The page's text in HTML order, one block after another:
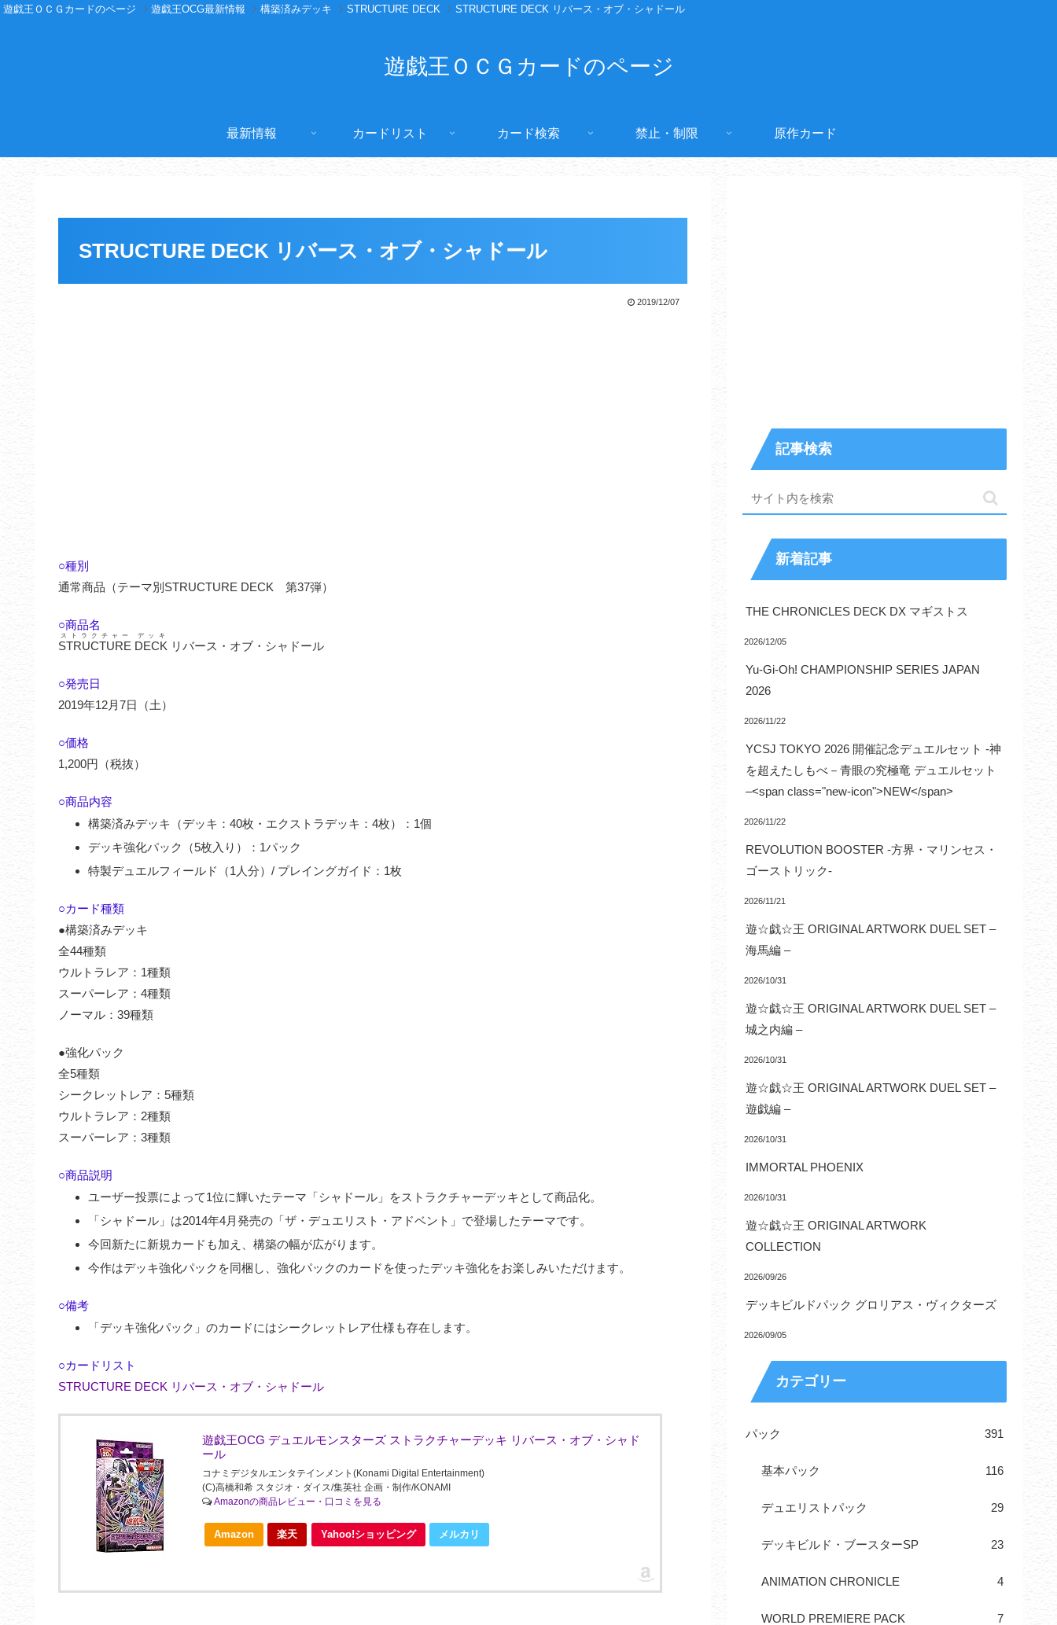
遊戯王ＯＣＧカードのページ 遊戯王OCG最新情報 構築済みデッキ STRUCTURE DECK STRUCTURE DECK リバース・オブ・シャドール
遊戯王ＯＣＧカードのページ
最新情報 カードリスト カード検索 禁止・制限 原作カード
STRUCTURE DECK リバース・オブ・シャドール
2019/12/07
○種別
通常商品（テーマ別STRUCTURE DECK 第37弾）
○商品名
STRUCTURE DECK
ストラクチャー デッキ
リバース・オブ・シャドール
○発売日
2019年12月7日（土）
○価格
1,200円（税抜）
○商品内容
構築済みデッキ（デッキ：40枚・エクストラデッキ：4枚）：1個
デッキ強化パック（5枚入り）：1パック
特製デュエルフィールド（1人分）/ プレイングガイド：1枚
○カード種類
●構築済みデッキ
全44種類
ウルトラレア：1種類
スーパーレア：4種類
ノーマル：39種類
●強化パック
全5種類
シークレットレア：5種類
ウルトラレア：2種類
スーパーレア：3種類
○商品説明
ユーザー投票によって1位に輝いたテーマ「シャドール」をストラクチャーデッキとして商品化。
「シャドール」は2014年4月発売の「ザ・デュエリスト・アドベント」で登場したテーマです。
今回新たに新規カードも加え、構築の幅が広がります。
今作はデッキ強化パックを同梱し、強化パックのカードを使ったデッキ強化をお楽しみいただけます。
○備考
「デッキ強化パック」のカードにはシークレットレア仕様も存在します。
○カードリスト
STRUCTURE DECK リバース・オブ・シャドール
遊戯王OCG デュエルモンスターズ ストラクチャーデッキ リバース・オブ・シャド
ール
コナミデジタルエンタテインメント(Konami Digital Entertainment)
(C)高橋和希 スタジオ・ダイス/集英社 企画・制作/KONAMI
Amazonの商品レビュー・口コミを見る
Amazon 楽天 Yahoo!ショッピング メルカリ
記事検索
新着記事
THE CHRONICLES DECK DX マギストス
2026/12/05
Yu-Gi-Oh! CHAMPIONSHIP SERIES JAPAN
2026
2026/11/22
YCSJ TOKYO 2026 開催記念デュエルセット -神
を超えたしもべ－青眼の究極竜 デュエルセット
–<span class="new-icon">NEW</span>
2026/11/22
REVOLUTION BOOSTER -方界・マリンセス・
ゴーストリック-
2026/11/21
遊☆戯☆王 ORIGINAL ARTWORK DUEL SET –
海馬編 –
2026/10/31
遊☆戯☆王 ORIGINAL ARTWORK DUEL SET –
城之内編 –
2026/10/31
遊☆戯☆王 ORIGINAL ARTWORK DUEL SET –
遊戯編 –
2026/10/31
IMMORTAL PHOENIX
2026/10/31
遊☆戯☆王 ORIGINAL ARTWORK
COLLECTION
2026/09/26
デッキビルドパック グロリアス・ヴィクターズ
2026/09/05
カテゴリー
パック 391
基本パック 116
デュエリストパック 29
デッキビルド・ブースターSP 23
ANIMATION CHRONICLE 4
WORLD PREMIERE PACK 7